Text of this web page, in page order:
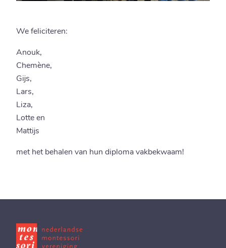
We feliciteren:
Anouk,
Chemène,
Gijs,
Lars,
Liza,
Lotte en
Mattijs
met het behalen van hun diploma vakbekwaam!